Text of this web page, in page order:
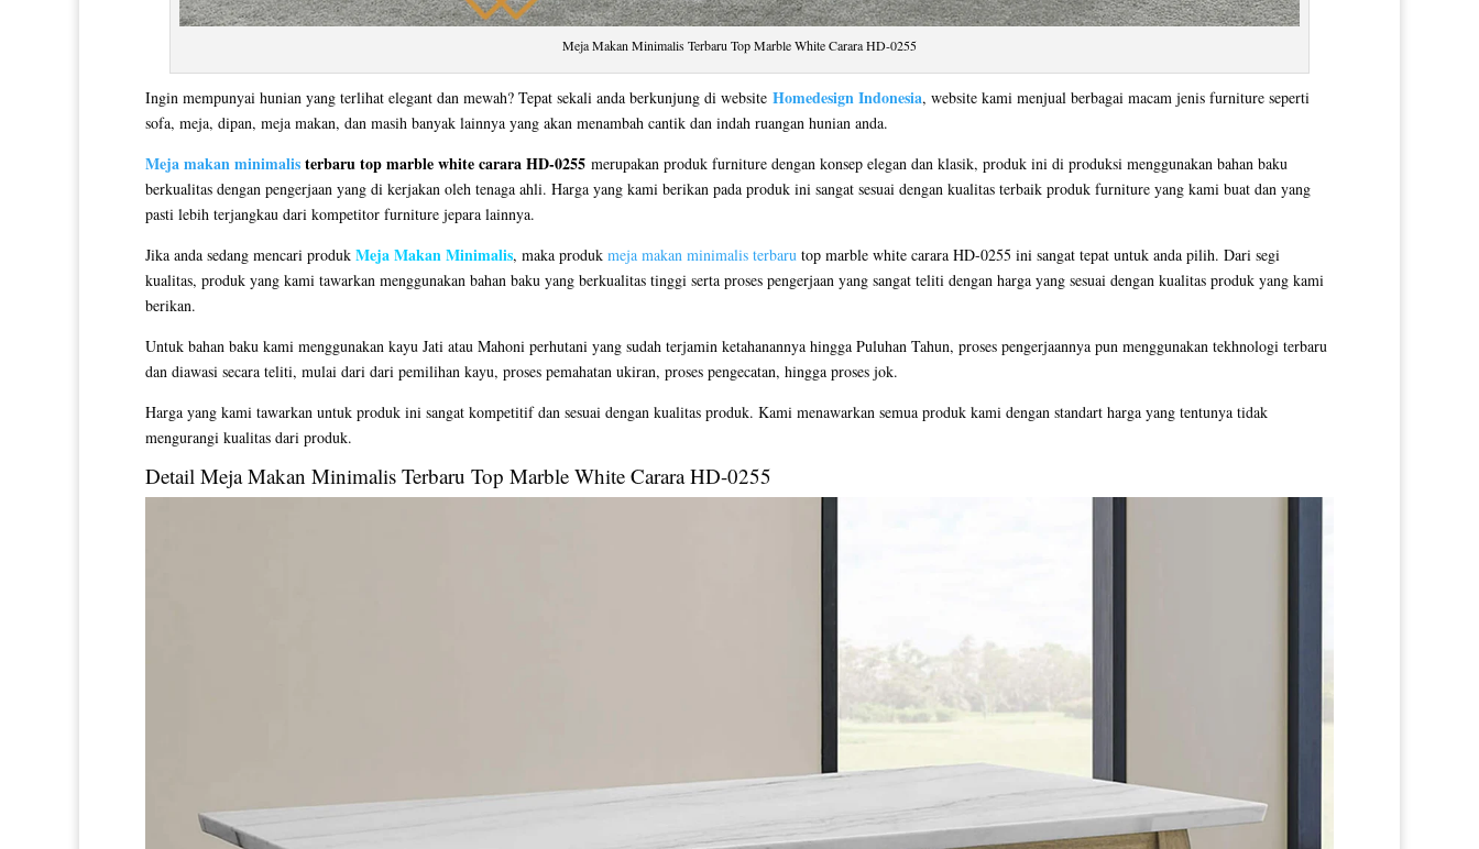
Meja Makan Minimalis Terbaru Top Marble White Carara HD-0255
Ingin mempunyai hunian yang terlihat elegant dan mewah? Tepat sekali anda berkunjung di website Homedesign Indonesia, website kami menjual berbagai macam jenis furniture seperti
sofa, meja, dipan, meja makan, dan masih banyak lainnya yang akan menambah cantik dan indah ruangan hunian anda.
Meja makan minimalisterbaru top marble white carara HD-0255 merupakan produk furniture dengan konsep elegan dan klasik, produk ini di produksi menggunakan bahan baku
berkualitas dengan pengerjaan yang di kerjakan oleh tenaga ahli. Harga yang kami berikan pada produk ini sangat sesuai dengan kualitas terbaik produk furniture yang kami buat dan yang
pasti lebih terjangkau dari kompetitor furniture jepara lainnya.
Jika anda sedang mencari produk Meja Makan Minimalis, maka produk meja makan minimalis terbaru top marble white carara HD-0255 ini sangat tepat untuk anda pilih. Dari segi
kualitas, produk yang kami tawarkan menggunakan bahan baku yang berkualitas tinggi serta proses pengerjaan yang sangat teliti dengan harga yang sesuai dengan kualitas produk yang kami
berikan.
Untuk bahan baku kami menggunakan kayu Jati atau Mahoni perhutani yang sudah terjamin ketahanannya hingga Puluhan Tahun, proses pengerjaannya pun menggunakan tekhnologi terbaru
dan diawasi secara teliti, mulai dari dari pemilihan kayu, proses pemahatan ukiran, proses pengecatan, hingga proses jok.
Harga yang kami tawarkan untuk produk ini sangat kompetitif dan sesuai dengan kualitas produk. Kami menawarkan semua produk kami dengan standart harga yang tentunya tidak
mengurangi kualitas dari produk.
Detail Meja Makan Minimalis Terbaru Top Marble White Carara HD-0255